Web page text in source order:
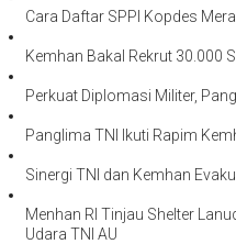
Cara Daftar SPPI Kopdes
Kemhan Bakal Rekrut 30.000
Perkuat Diplomasi Militer,
Panglima TNI Ikuti Rapim
Sinergi TNI dan Kemhan
Menhan RI Tinjau Shelter
Udara TNI AU